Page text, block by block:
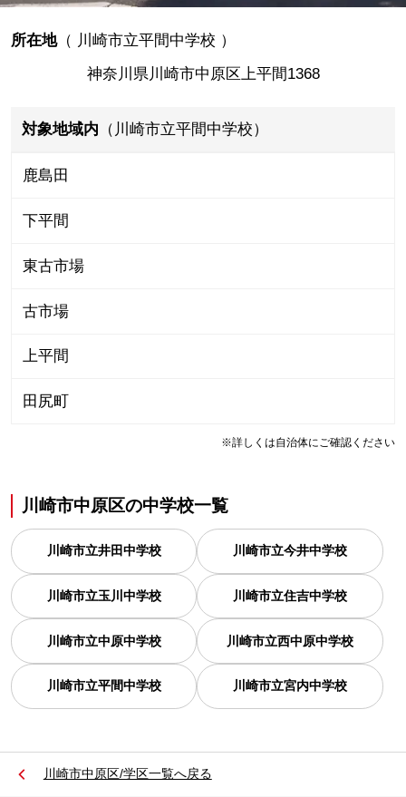
所在地（ 川崎市立平間中学校 ）
神奈川県川崎市中原区上平間1368
対象地域内 （川崎市立平間中学校）
鹿島田
下平間
東古市場
古市場
上平間
田尻町
※詳しくは自治体にご確認ください
川崎市中原区の中学校一覧
川崎市立井田中学校 川崎市立今井中学校
川崎市立玉川中学校 川崎市立住吉中学校
川崎市立中原中学校 川崎市立西中原中学校
川崎市立平間中学校 川崎市立宮内中学校
川崎市中原区/学区一覧へ戻る